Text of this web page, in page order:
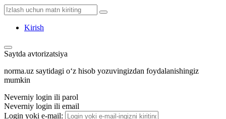
Kirish
Saytda avtorizatsiya
norma.uz saytidagi oʻz hisob yozuvingizdan foydalanishingiz
mumkin
Neverniy login ili parol
Neverniy login ili email
Login yoki e-mail: